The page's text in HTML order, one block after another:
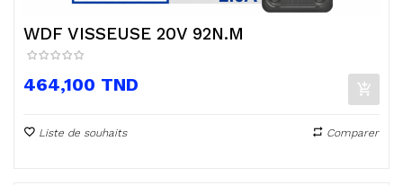
WDF VISSEUSE 20V 92N.M
Prix
464,100 TND
Liste de souhaits Comparer